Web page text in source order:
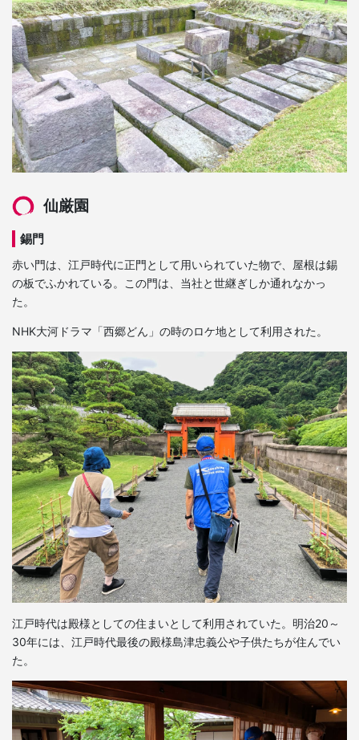
仙厳園
錫門
赤い門は、江戸時代に正門として用いられていた物で、屋根は錫
の板でふかれている。この門は、当社と世継ぎしか通れなかっ
た。
NHK大河ドラマ「西郷どん」の時のロケ地として利用された。
江戸時代は殿様としての住まいとして利用されていた。明治20～
30年には、江戸時代最後の殿様島津忠義公や子供たちが住んでい
た。